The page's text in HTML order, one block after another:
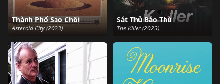
Thành Phố Sao Chổi
Asteroid City (2023)
Sát Thủ Báo Thù
The Killer (2023)